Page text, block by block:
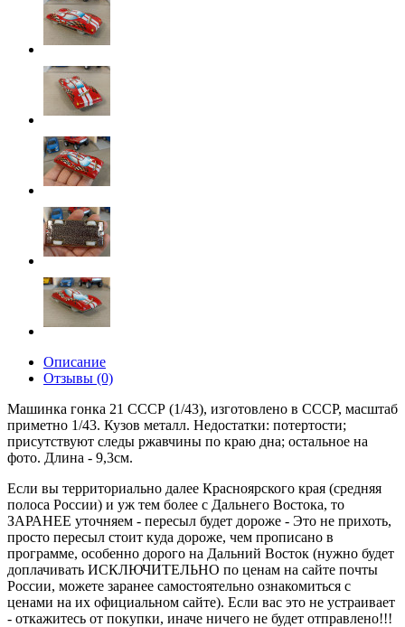
Описание
Отзывы (0)
Машинка гонка 21 СССР (1/43), изготовлено в СССР, масштаб
приметно 1/43. Кузов металл. Недостатки: потертости;
присутствуют следы ржавчины по краю дна; остальное на
фото. Длина - 9,3см.
Если вы территориально далее Красноярского края (средняя
полоса России) и уж тем более с Дальнего Востока, то
ЗАРАНЕЕ уточняем - пересыл будет дороже - Это не прихоть,
просто пересыл стоит куда дороже, чем прописано в
программе, особенно дорого на Дальний Восток (нужно будет
доплачивать ИСКЛЮЧИТЕЛЬНО по ценам на сайте почты
России, можете заранее самостоятельно ознакомиться с
ценами на их официальном сайте). Если вас это не устраивает
- откажитесь от покупки, иначе ничего не будет отправлено!!!